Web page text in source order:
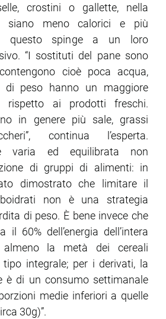
crostini o gallette, nella
siano meno calorici e più
questo spinge a un loro
“I sostituti del pane sono
cioè poca acqua,
di peso hanno un maggiore
rispetto ai prodotti freschi.
in genere più sale, grassi
continua l’esperta.
varia ed equilibrata non
di gruppi di alimenti: in
dimostrato che limitare il
non è una strategia
di peso. È bene invece che
il 60% dell’energia dell’intera
la metà dei cereali
integrale; per i derivati, la
è di un consumo settimanale
medie inferiori a quelle
30g)”.